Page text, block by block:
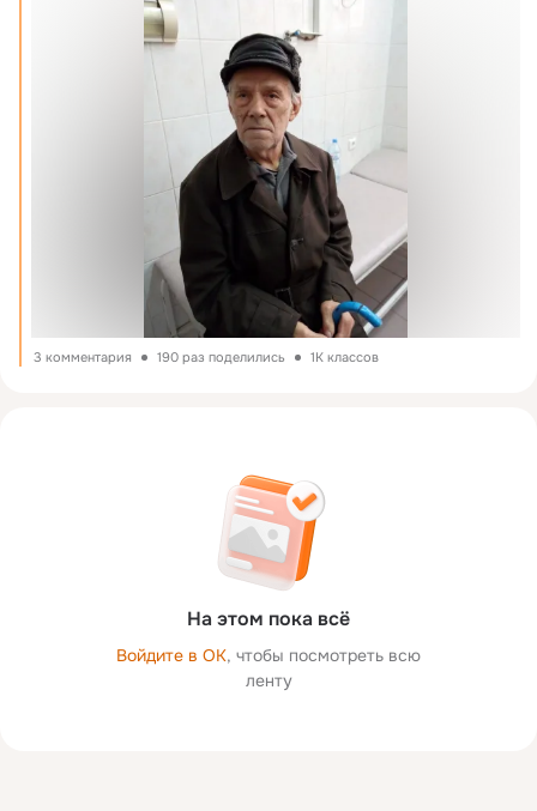
3 комментария 190 раз поделились 1K классов
На этом пока всё
Войдите в ОК, чтобы посмотреть всю
ленту